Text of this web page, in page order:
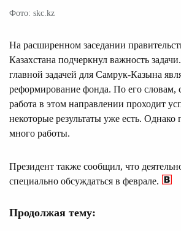
Фото: skc.kz
На расширенном заседании
Казахстана подчеркнул важность
главной задачей для Самрук-Казына
реформирование фонда. По его словам,
работа в этом направлении проходит
некоторые результаты уже есть. Однако
много работы.
Президент также сообщил, что
специально обсуждаться в феврале.
Продолжая тему: